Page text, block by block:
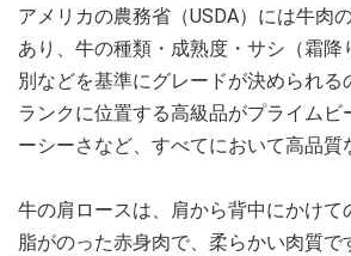
アメリカの農務省（USDA）には牛肉
あり、牛の種類・成熟度・サシ（霜降
別などを基準にグレードが決められる
ランクに位置する高級品がプライムビ
ーシーさなど、すべてにおいて高品質
牛の肩ロースは、肩から背中にかけて
脂がのった赤身肉で、柔らかい肉質で